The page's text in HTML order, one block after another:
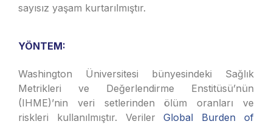
sayısız yaşam kurtarılmıştır.
YÖNTEM:
Washington Üniversitesi bünyesindeki Sağlık
Metrikleri ve Değerlendirme Enstitüsü’nün
(IHME)’nin veri setlerinden ölüm oranları ve
riskleri kullanılmıştır. VerilerGlobal Burden of